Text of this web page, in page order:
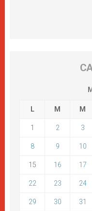
L M M
1 2 3
8 9 10
15 16 17
22 23 24
29 30 31